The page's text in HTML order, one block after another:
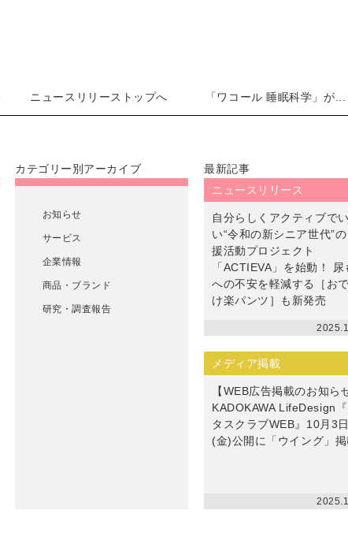
ニュースリリーストップへ 「ワコール 睡眠科学」が
カテゴリー別アーカイブ
お知らせ
サービス
企業情報
商品・ブランド
研究・調査報告
最新記事
ニュースリリース
自分らしくアクティブで
い“令和の新シニア世代”
援活動プロジェクト
「ACTIEVA」を始動！ 尿
への不安を軽減する［お
け楽パンツ］も新発売
メディア掲載
【WEB広告掲載のお知ら
KADOKAWA LifeDesign『
タスクラブWEB』10月3日
(金)公開に「ウイング」